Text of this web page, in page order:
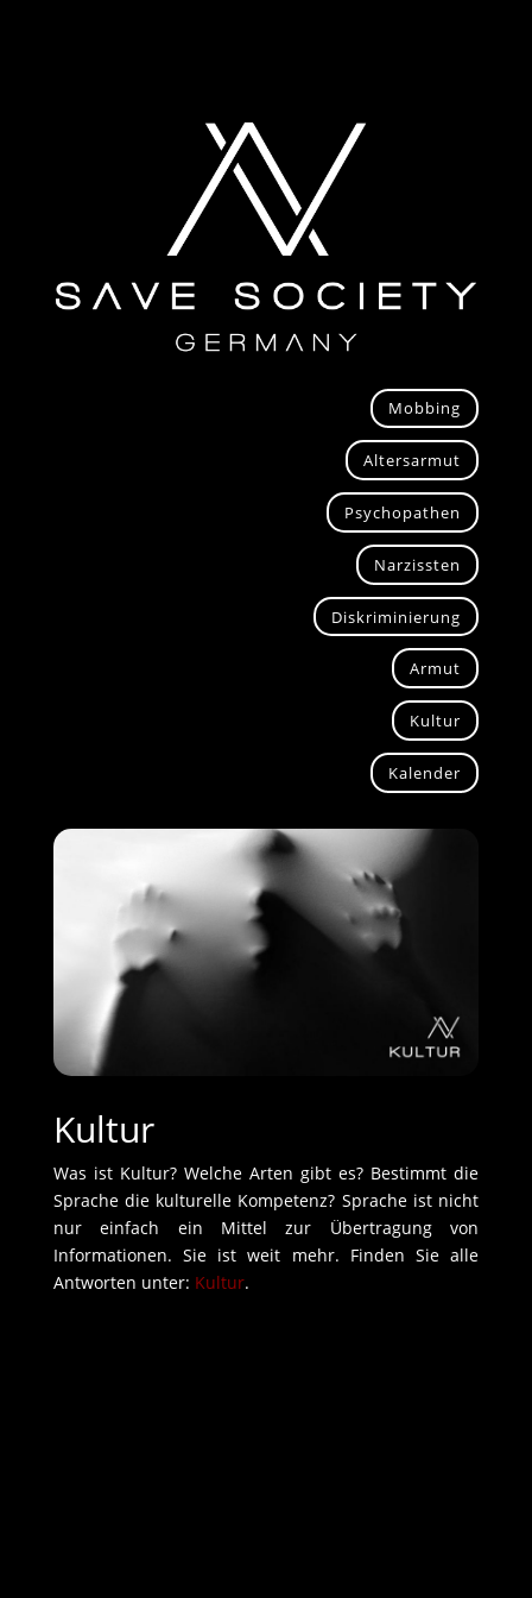
Mobbing
Altersarmut
Psychopathen
Narzissten
Diskriminierung
Armut
Kultur
Kalender
Kultur
Was ist Kultur? Welche Arten gibt es? Bestimmt die
Sprache die kulturelle Kompetenz? Sprache ist nicht
nur einfach ein Mittel zur Übertragung von
Informationen. Sie ist weit mehr. Finden Sie alle
Antworten unter: Kultur.